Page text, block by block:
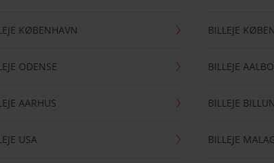
KØBENHAVN
ODENSE
AARHUS
USA
BILLEJE
BILLEJE
BILLEJE
BILLEJE